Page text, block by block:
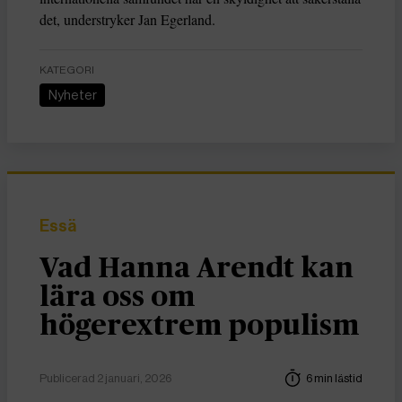
det, understryker Jan Egerland.
KATEGORI
Nyheter
Essä
Vad Hanna Arendt kan
lära oss om
högerextrem populism
Publicerad 2 januari, 2026 6 min lästid